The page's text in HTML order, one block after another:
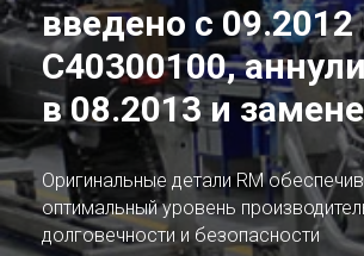
введено с
С40300100,
в 08.2013 и
Оригинальные детали RM
оптимальный уровень
долговечности и безопасности